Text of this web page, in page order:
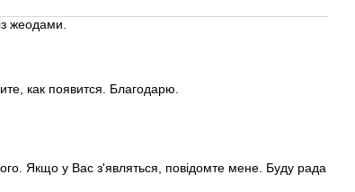
жеодами.
как появится. Благодарю.
Якщо у Вас з'являться, повідомте мене. Буду рада